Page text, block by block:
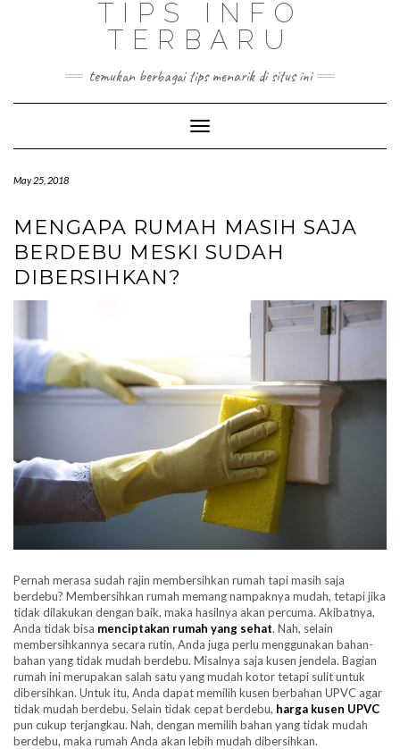
TIPS INFO
TERBARU
temukan berbagai tips menarik di situs ini
Toggle
Navigation
May 25, 2018
MENGAPA RUMAH MASIH SAJA
BERDEBU MESKI SUDAH
DIBERSIHKAN?
Pernah merasa sudah rajin membersihkan rumah tapi masih saja
berdebu? Membersihkan rumah memang nampaknya mudah, tetapi jika
tidak dilakukan dengan baik, maka hasilnya akan percuma. Akibatnya,
Anda tidak bisa menciptakan rumah yang sehat. Nah, selain
membersihkannya secara rutin, Anda juga perlu menggunakan bahan-
bahan yang tidak mudah berdebu. Misalnya saja kusen jendela. Bagian
rumah ini merupakan salah satu yang mudah kotor tetapi sulit untuk
dibersihkan. Untuk itu, Anda dapat memilih kusen berbahan UPVC agar
tidak mudah berdebu. Selain tidak cepat berdebu, harga kusen UPVC
pun cukup terjangkau. Nah, dengan memilih bahan yang tidak mudah
berdebu, maka rumah Anda akan lebih mudah dibersihkan.